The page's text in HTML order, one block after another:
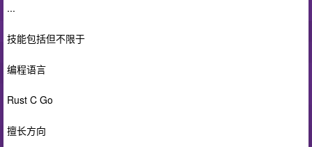
...
技能包括但不限于
编程语言
Rust C Go
擅长方向